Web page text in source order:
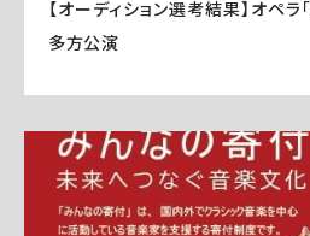
【オーディション選考結果】オペ
多方公演